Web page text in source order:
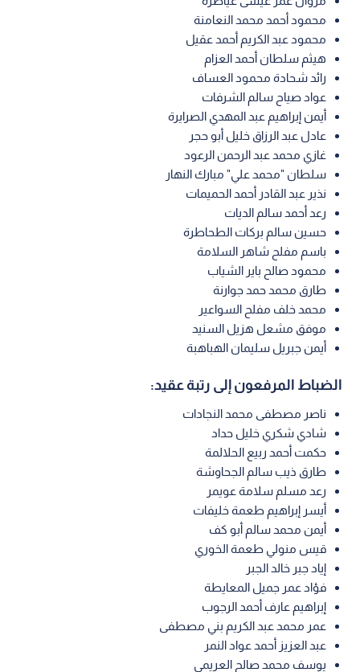
محمود أحمد محمد النعامنة
محمود عبد الكريم أحمد عقيل
هيثم سلطان أحمد العزام
رائد شحادة محمود العساف
عواد صياح سالم الشرفات
أيمن إبراهيم عبد المهدي الصرايرة
عادل عبد الرزاق خليل أبو حجر
غازي محمد عبد الرحمن الرعود
سلطان "محمد علي" مبارك النهار
نذير عبد القادر أحمد الحميمات
رعد أحمد سالم الديات
حسين سالم بركات الطحاطرة
باسم مفلح شاهر السلامة
محمود صالح باير الشياب
طارق محمد حمد جوارنة
محمد خلف مفلح السواعير
موفق مشعل هزيل السنيد
أيمن جبريل سليمان الهباهبة
الضباط المرفعون إلى رتبة عقيد:
ناصر مصطفى محمد النجادات
شادي شكري خليل حداد
حكمت أحمد ربيع الحلالمة
طارق ذيب سالم الجحاوشة
رعد مسلم سلامة عويمر
أيسر إبراهيم طعمة خليفات
أيمن محمد سالم أبو كف
قيس منولي طعمة الخوري
إياد جبر خالد الجبر
فؤاد عمر جميل المعايطة
إبراهيم عارف أحمد الرجوب
عمر محمد عبد الكريم بني مصطفى
عبد العزيز أحمد عواد النمر
يوسف محمد صالح العريمي